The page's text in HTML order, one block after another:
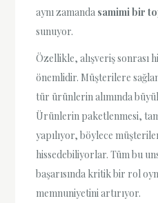
aynı zamanda samimi bir
sunuyor.
Özellikle, alışveriş sonrası
önemlidir. Müşterilere
tür ürünlerin alımında
Ürünlerin paketlenmesi,
yapılıyor, böylece
hissedebiliyorlar. Tüm bu
başarısında kritik bir rol
memnuniyetini artırıyor.